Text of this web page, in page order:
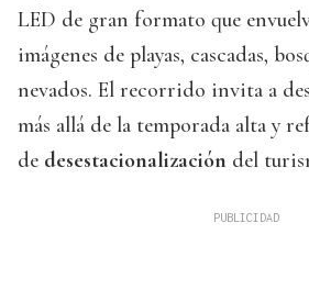
LED de gran formato que
imágenes de playas, cascadas,
nevados. El recorrido invita a
más allá de la temporada alta y
de desestacionalización del